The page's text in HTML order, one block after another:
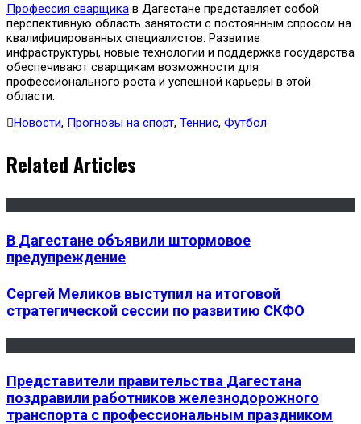
Профессия сварщика в Дагестане представляет собой
перспективную область занятости с постоянным спросом на
квалифицированных специалистов. Развитие
инфраструктуры, новые технологии и поддержка государства
обеспечивают сварщикам возможности для
профессионального роста и успешной карьеры в этой
области.
Новости, Прогнозы на спорт, Теннис, Футбол
Related Articles
В Дагестане объявили штормовое
предупреждение
Сергей Меликов выступил на итоговой
стратегической сессии по развитию СКФО
Представители правительства Дагестана
поздравили работников железнодорожного
транспорта с профессиональным праздником